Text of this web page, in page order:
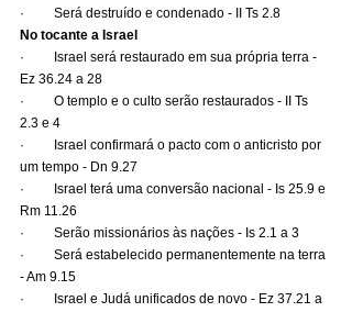
·         Será destruído e condenado - II Ts 2.8
No tocante a Israel
·         Israel será restaurado em sua própria terra -
Ez 36.24 a 28
·         O templo e o culto serão restaurados - II Ts
2.3 e 4
·         Israel confirmará o pacto com o anticristo por
um tempo - Dn 9.27
·         Israel terá uma conversão nacional - Is 25.9 e
Rm 11.26
·         Serão missionários às nações - Is 2.1 a 3
·         Será estabelecido permanentemente na terra
- Am 9.15
·         Israel e Judá unificados de novo - Ez 37.21 a